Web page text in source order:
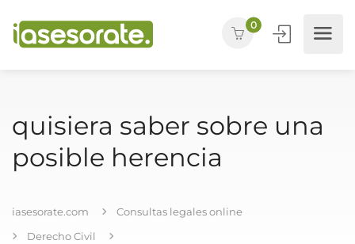
0
quisiera saber sobre una
posible herencia
iasesorate.com
Consultas legales online
Derecho Civil